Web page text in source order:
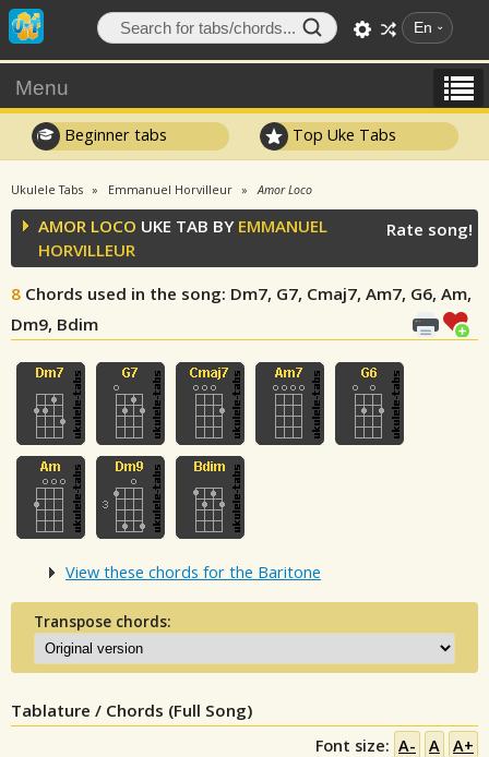
En
Menu
Beginner tabs Top Uke Tabs
Ukulele Tabs Emmanuel Horvilleur Amor Loco
AMOR LOCO UKE TAB BY EMMANUEL
HORVILLEUR
8 Chords used in the song: Dm7, G7, Cmaj7, Am7, G6, Am,
Dm9, Bdim
Rate song!
View these chords for the Baritone
Transpose chords:
Tablature / Chords (Full Song)
Font size: A- A A+